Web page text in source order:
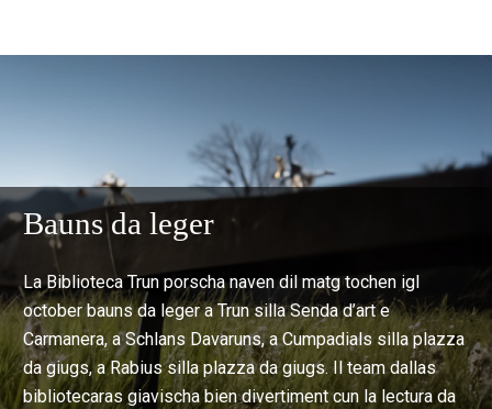
Bauns da leger
La Biblioteca Trun porscha naven dil matg tochen igl
october bauns da leger a Trun silla Senda d’art e
Carmanera, a Schlans Davaruns, a Cumpadials silla plazza
da giugs, a Rabius silla plazza da giugs. Il team dallas
bibliotecaras giavischa bien divertiment cun la lectura da